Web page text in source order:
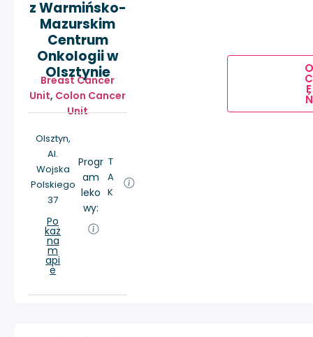
z Warmińsko-
Mazurskim
Centrum
Onkologii w
Olsztynie
Breast Cancer
Unit, Colon Cancer
Unit
Olsztyn,
Al.
Wojska
Polskiego
37
Po
każ
na
m
api
e
Progr
am
leko
wy:
T
A
K
O
C
E
Ń